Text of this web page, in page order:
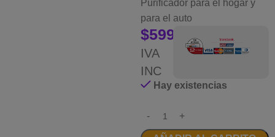
Purificador para el hogar y
para el auto
$599.000
IVA
INC
Hay existencias